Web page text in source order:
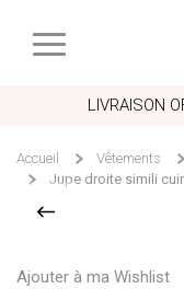
LIVRAISON
Accueil Vêtements
Jupe droite simili
Ajouter à ma Wishlist